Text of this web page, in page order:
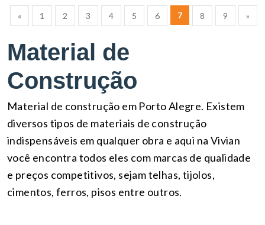
« 1 2 3 4 5 6 7 8 9 »
Material de
Construção
Material de construção em Porto Alegre. Existem
diversos tipos de materiais de construção
indispensáveis em qualquer obra e aqui na Vivian
você encontra todos eles com marcas de qualidade
e preços competitivos, sejam telhas, tijolos,
cimentos, ferros, pisos entre outros.